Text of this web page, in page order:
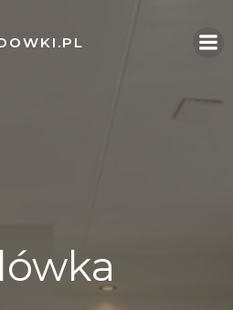
content